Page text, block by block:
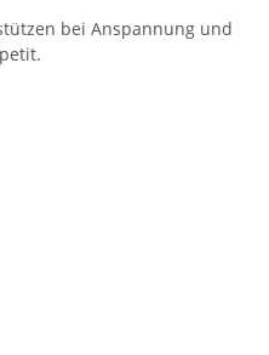
bei Anspannung und